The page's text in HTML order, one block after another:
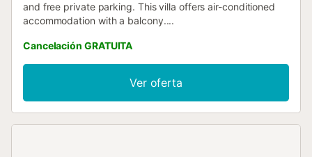
and free private parking. This villa offers air-conditioned
accommodation with a balcony....
Cancelación GRATUITA
Ver oferta